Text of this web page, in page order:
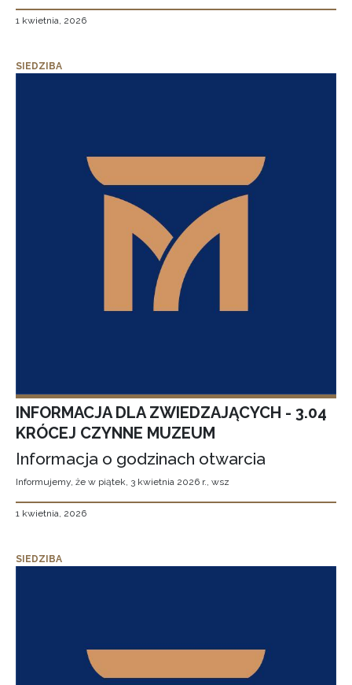
1 kwietnia, 2026
SIEDZIBA
INFORMACJA DLA ZWIEDZAJĄCYCH - 3.04
KRÓCEJ CZYNNE MUZEUM
Informacja o godzinach otwarcia
Informujemy, że w piątek, 3 kwietnia 2026 r., wsz
1 kwietnia, 2026
SIEDZIBA